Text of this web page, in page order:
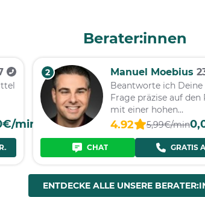
Berater:innen
min
2 Manuel Moebius
Beantworte ich Deine
Frage präzise auf den
mit einer hohen
Trefferquote.
4.92 5,99€/min
CHAT GRATIS
ENTDECKE ALLE UNSERE